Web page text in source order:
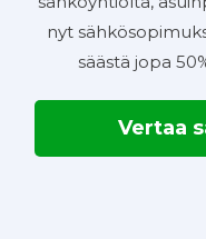
nyt
säästä jopa
Vertaa